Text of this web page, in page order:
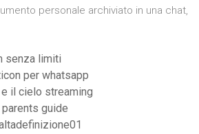
personale archiviato in una chat,
senza limiti
per whatsapp
il cielo streaming
guide